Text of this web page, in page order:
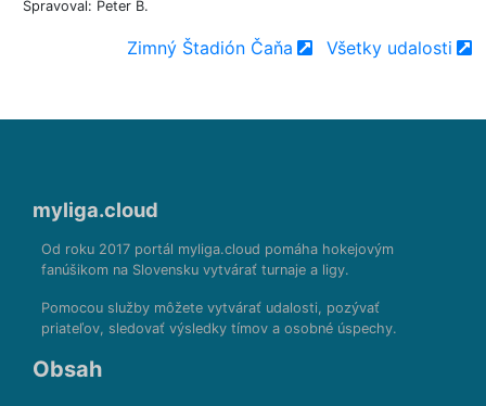
Spravoval: Peter B.
Zimný Štadión Čaňa Všetky udalosti
myliga.cloud
Od roku 2017 portál myliga.cloud pomáha hokejovým
fanúšikom na Slovensku vytvárať turnaje a ligy.
Pomocou služby môžete vytvárať udalosti, pozývať
priateľov, sledovať výsledky tímov a osobné úspechy.
Obsah